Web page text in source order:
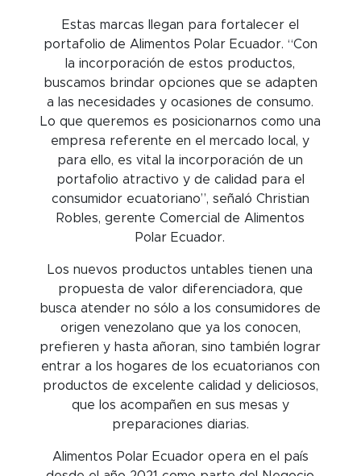
Estas marcas llegan para fortalecer el
portafolio de Alimentos Polar Ecuador. “Con
la incorporación de estos productos,
buscamos brindar opciones que se adapten
a las necesidades y ocasiones de consumo.
Lo que queremos es posicionarnos como una
empresa referente en el mercado local, y
para ello, es vital la incorporación de un
portafolio atractivo y de calidad para el
consumidor ecuatoriano”, señaló Christian
Robles, gerente Comercial de Alimentos
Polar Ecuador.
Los nuevos productos untables tienen una
propuesta de valor diferenciadora, que
busca atender no sólo a los consumidores de
origen venezolano que ya los conocen,
prefieren y hasta añoran, sino también lograr
entrar a los hogares de los ecuatorianos con
productos de excelente calidad y deliciosos,
que los acompañen en sus mesas y
preparaciones diarias.
Alimentos Polar Ecuador opera en el país